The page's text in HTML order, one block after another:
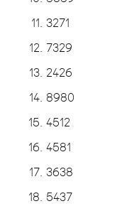
3271
7329
2426
8980
4512
4581
3638
5437